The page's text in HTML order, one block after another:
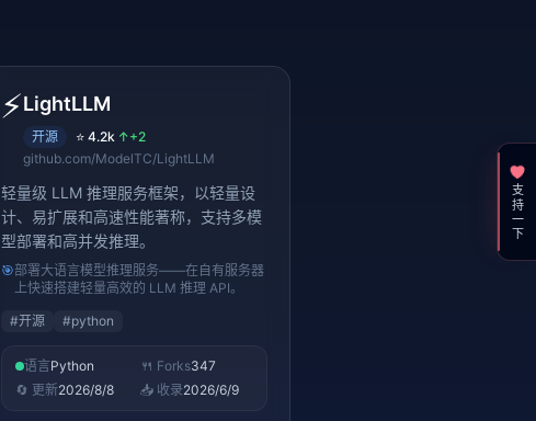
⚡LightLLM
开源 ⭐ 4.2k ↑+2
github.com/ModelTC/LightLLM
轻量级 LLM 推理服务框架，以轻量设
计、易扩展和高速性能著称，支持多模
型部署和高并发推理。
🎯部署大语言模型推理服务——在自有服务器
上快速搭建轻量高效的 LLM 推理 API。
#开源 #python
语言Python 🍴 Forks347
🔄 更新2026/8/8 📥 收录2026/6/9
支持一下